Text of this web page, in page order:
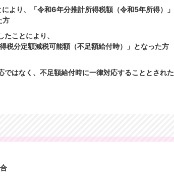
より、「令和6年分推計所得税額（令和5年所得）」
方
ことにより、
税分定額減税可能額（不足額給付時）」となった方
はなく、不足額給付時に一律対応することとされた